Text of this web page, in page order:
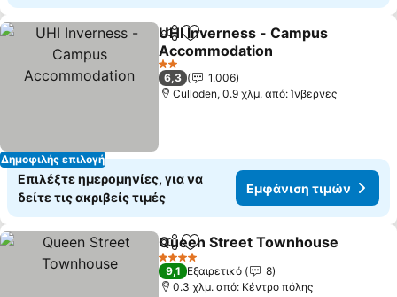
Δημοφιλής επιλογή
Κοινοποίηση
Προσθήκη στα αγαπημένα
UHI Inverness - Campus
Accommodation
2 Αστέρια
6,3
1.006
Culloden, 0.9 χλμ. από: Ίνβερνες
Επιλέξτε ημερομηνίες, για να
δείτε τις ακριβείς τιμές
Εμφάνιση τιμών
Κοινοποίηση
Προσθήκη στα αγαπημένα
Queen Street Townhouse
4 Αστέρια
9,1 Εξαιρετικό
8
0.3 χλμ. από: Κέντρο πόλης